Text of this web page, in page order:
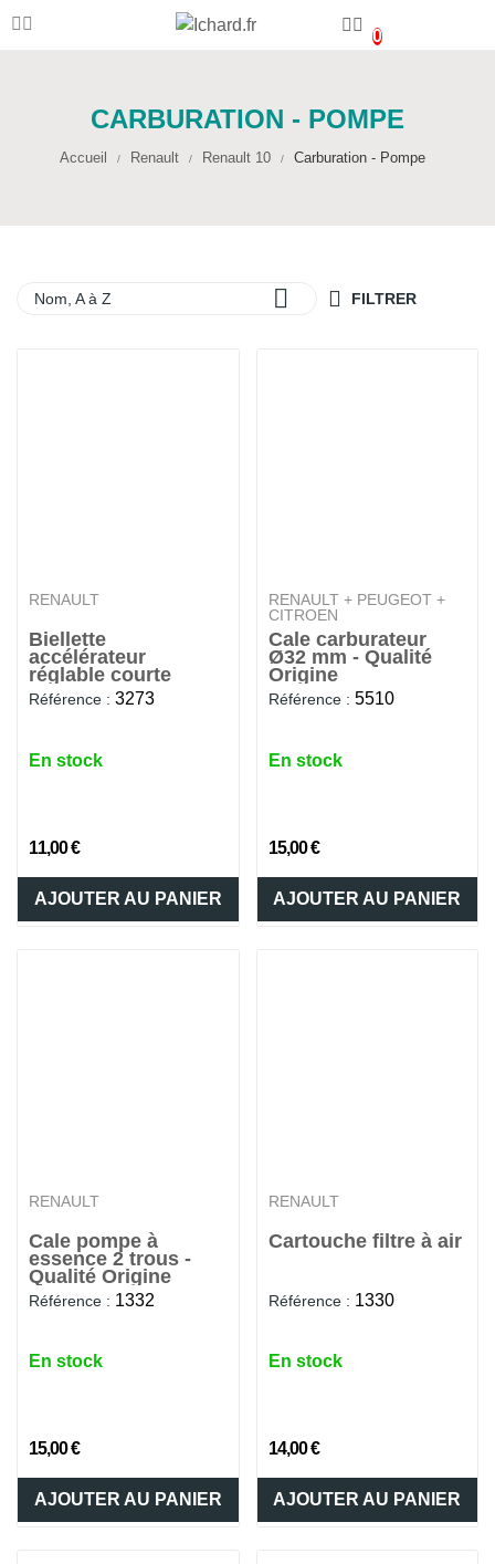
0
CARBURATION - POMPE
Accueil Renault Renault 10 Carburation - Pompe
Nom, A à Z  FILTRER
RENAULT
Biellette
accélérateur
réglable courte
Référence : 3273
En stock
11,00 €
AJOUTER AU PANIER
RENAULT + PEUGEOT +
CITROEN
Cale carburateur
Ø32 mm - Qualité
Origine
Référence : 5510
En stock
15,00 €
AJOUTER AU PANIER
RENAULT
Cale pompe à
essence 2 trous -
Qualité Origine
Référence : 1332
En stock
15,00 €
AJOUTER AU PANIER
RENAULT
Cartouche filtre à air
Référence : 1330
En stock
14,00 €
AJOUTER AU PANIER